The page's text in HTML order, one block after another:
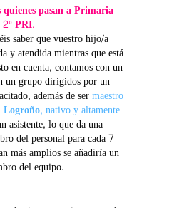
pasan a Primaria –
2º PRI.
saber que vuestro hijo/a
y atendida mientras que está
en cuenta, contamos con un
un grupo dirigidos por un
además de sermaestro
Logroño, nativo y altamente
asistente, lo que da una
del personal para cada 7
más amplios se añadiría un
del equipo.